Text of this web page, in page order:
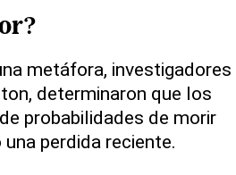
?
metáfora, investigadores
determinaron que los
probabilidades de morir
perdida reciente.